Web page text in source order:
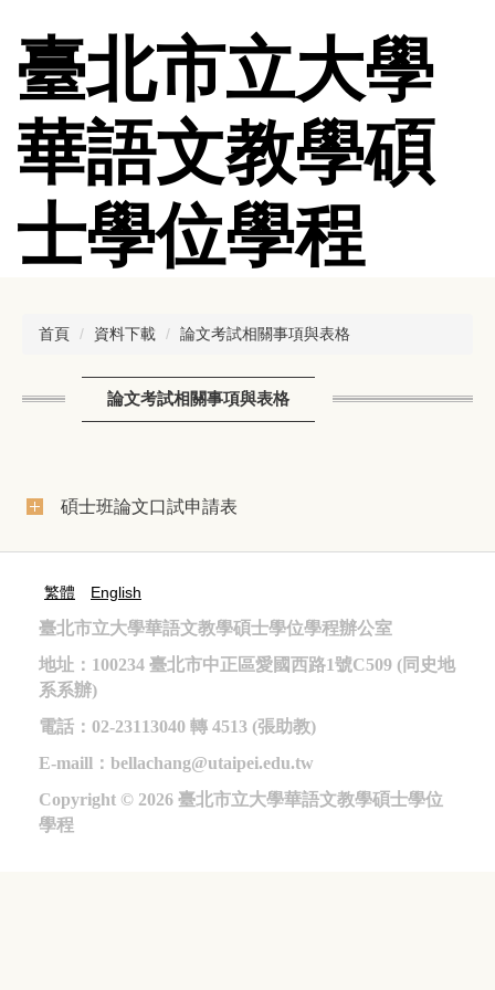
到
主
容
區
臺北市立大學
華語文教學碩
士學位學程
首頁 資料下載 論文考試相關事項與表格
論文考試相關事項與表格
碩士班論文口試申請表
繁體 English
臺北市立大學華語文教學碩士學位學程辦公室
地址：100234 臺北市中正區愛國西路1號C509 (同史地
系系辦)
電話：02-23113040 轉 4513 (張助教)
E-maill ：bellachang@utaipei.edu.tw
Copyright © 2026 臺北市立大學華語文教學碩士學位
學程